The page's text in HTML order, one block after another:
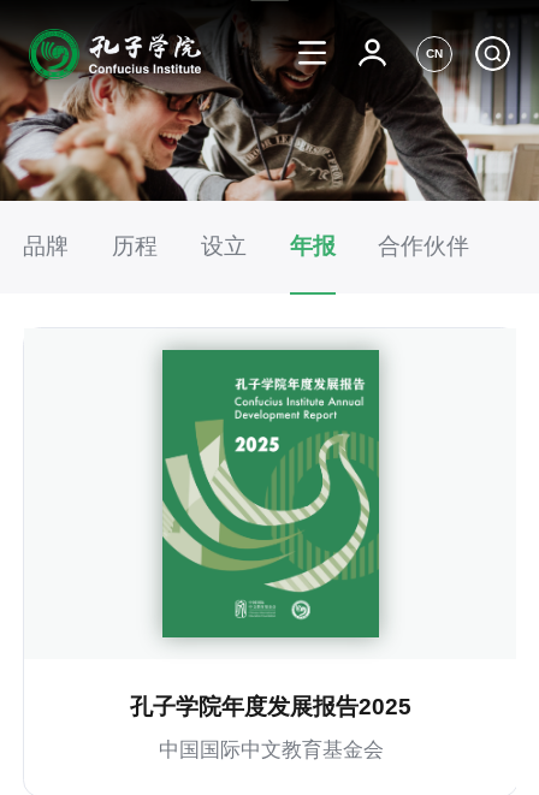
CN
品牌 历程 设立 年报 合作伙伴
孔子学院年度发展报告2025
中国国际中文教育基金会